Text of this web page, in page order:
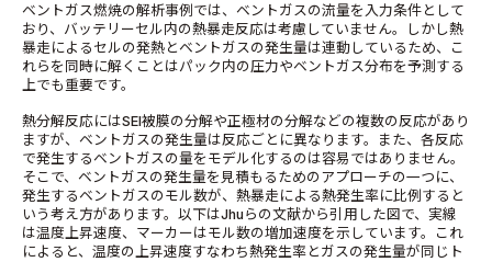
ベントガス燃焼の解析事例では、ベントガスの流量を入力条件として
おり、バッテリーセル内の熱暴走反応は考慮していません。しかし熱
暴走によるセルの発熱とベントガスの発生量は連動しているため、こ
れらを同時に解くことはパック内の圧力やベントガス分布を予測する
上でも重要です。
熱分解反応にはSEI被膜の分解や正極材の分解などの複数の反応があり
ますが、ベントガスの発生量は反応ごとに異なります。また、各反応
で発生するベントガスの量をモデル化するのは容易ではありません。
そこで、ベントガスの発生量を見積もるためのアプローチの一つに、
発生するベントガスのモル数が、熱暴走による熱発生率に比例すると
いう考え方があります。以下はJhuらの文献から引用した図で、実線
は温度上昇速度、マーカーはモル数の増加速度を示しています。これ
によると、温度の上昇速度すなわち熱発生率とガスの発生量が同じト